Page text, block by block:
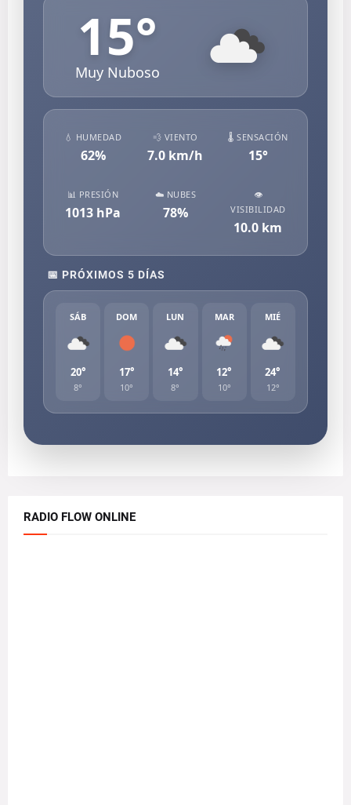
15°
Muy Nuboso
💧 HUMEDAD
62%
💨 VIENTO
7.0 km/h
🌡️ SENSACIÓN
15°
📊 PRESIÓN
1013 hPa
☁️ NUBES
78%
👁️
VISIBILIDAD
10.0 km
📅 PRÓXIMOS 5 DÍAS
SÁB
20°
8°
DOM
17°
10°
LUN
14°
8°
MAR
12°
10°
MIÉ
24°
12°
RADIO FLOW ONLINE